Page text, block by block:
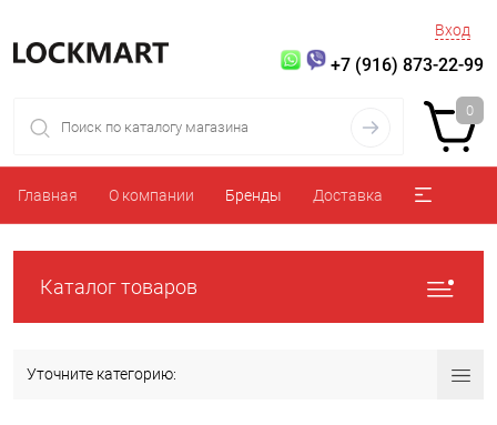
Вход
+7 (916) 873-22-99
0
Главная О компании Бренды Доставка
Каталог товаров
Уточните категорию: